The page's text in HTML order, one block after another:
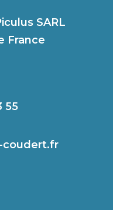
SARL
France
55
coudert.fr